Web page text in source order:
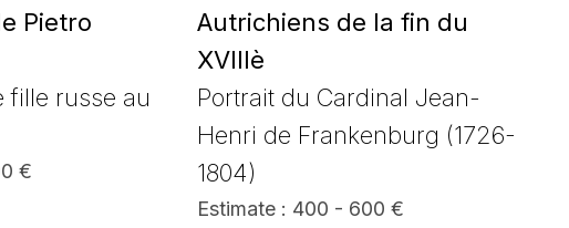
Pietro
fille russe au
€
Autrichiens de la fin du
XVIIIè
Portrait du Cardinal Jean-
Henri de Frankenburg (1726-
1804)
Estimate : 400 - 600 €